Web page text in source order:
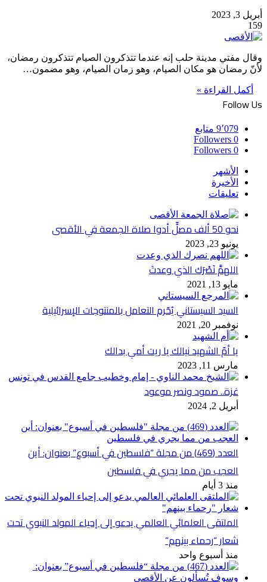
أبريل 3, 2023
159
وقال مفتي مدينة حلب إنه عندما تتذكرون الصيام تتذكرون رمضان،
لأنّ رمضان هو مكان الصيام، وهو زمان الصيام، وهو مضمون…
أكمل القراءة »
Follow Us
9٬079 متابع
0
Followers
0
Followers
الأشهر
الأخيرة
تعليقات
نحو 50 ألف مصلٍّ أدوا صلاة الجمعة في الأقصى
يونيو 23, 2023
اللهمَّ نَصْرَك الذي وعدتَ
مايو 13, 2021
السيد السيستاني يُحّرم التعامل بالمنتوجات الإسرائيلية
نوفمبر 20, 2021
يا أمّ الشهيد نيالك يا ريت أمي بدالك
مارس 11, 2023
غزة.. صمود ونصر موعود
أبريل 2, 2024
العدد (469) من مجلة “فلسطين في أسبوع” بعنوان: أين
العجب من مما يجري في فلسطين
منذ 3 أيام
الملتقى العلمائي العالمي يدعو إلى إحياء المولد النبوي تحت
شعار “رحماء بينهم”
منذ أسبوع واحد